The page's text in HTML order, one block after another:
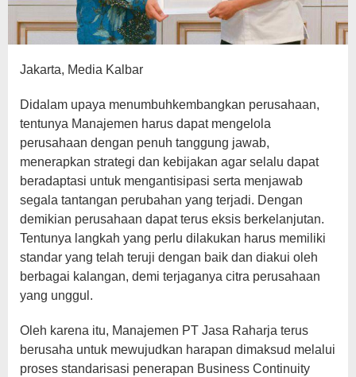
Jakarta, Media Kalbar
Didalam upaya menumbuhkembangkan perusahaan,
tentunya Manajemen harus dapat mengelola
perusahaan dengan penuh tanggung jawab,
menerapkan strategi dan kebijakan agar selalu dapat
beradaptasi untuk mengantisipasi serta menjawab
segala tantangan perubahan yang terjadi. Dengan
demikian perusahaan dapat terus eksis berkelanjutan.
Tentunya langkah yang perlu dilakukan harus memiliki
standar yang telah teruji dengan baik dan diakui oleh
berbagai kalangan, demi terjaganya citra perusahaan
yang unggul.
Oleh karena itu, Manajemen PT Jasa Raharja terus
berusaha untuk mewujudkan harapan dimaksud melalui
proses standarisasi penerapan Business Continuity